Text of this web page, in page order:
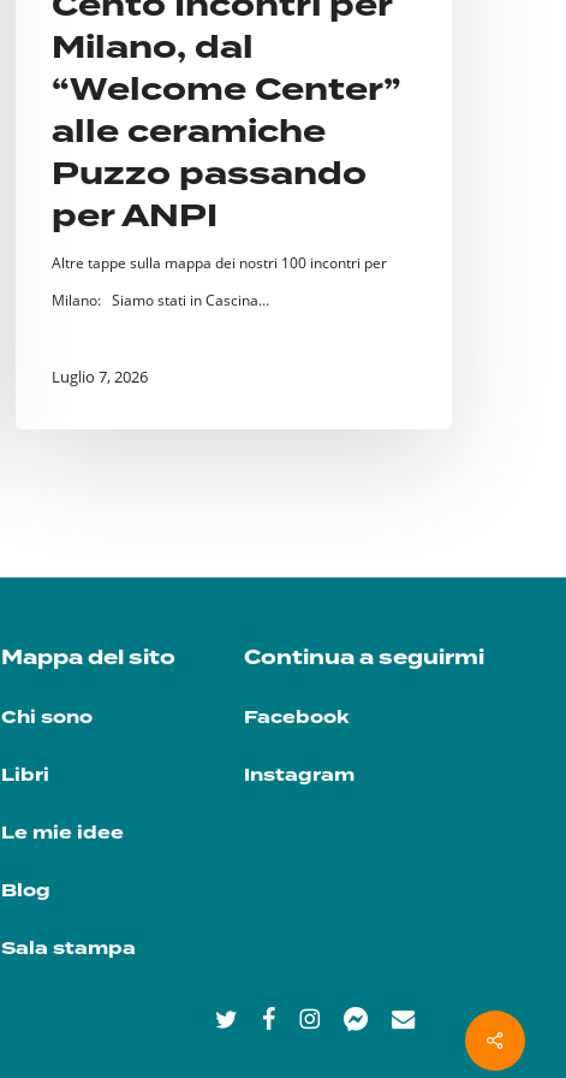
ANPI
Milano, dal
“Welcome Center”
alle ceramiche
Puzzo passando
per ANPI
Altre tappe sulla mappa dei nostri 100 incontri per
Milano: Siamo stati in Cascina…
Luglio 7, 2026
Mappa del sito
Chi sono
Libri
Le mie idee
Blog
Sala stampa
Continua a seguirmi
Facebook
Instagram
Share
twitterfacebookinstagrammessenger
email